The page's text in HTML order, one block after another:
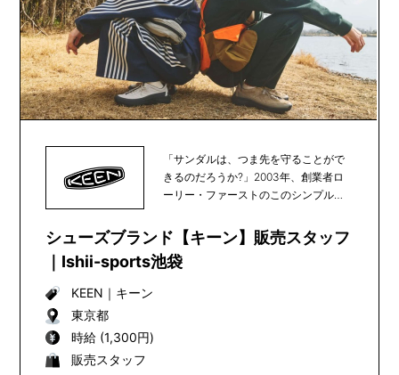
「サンダルは、つま先を守ることがで
きるのだろうか?」2003年、創業者ロ
ーリー・ファーストのこのシンプルな
シューズブランド【キーン】販売スタッフ
｜Ishii-sports池袋
KEEN ｜ キーン
東京都
時給 (1,300円)
販売スタッフ